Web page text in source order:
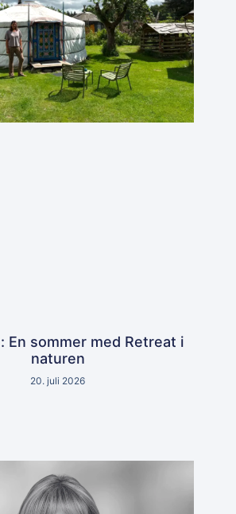
En sommer med Retreat i
naturen
20. juli 2026